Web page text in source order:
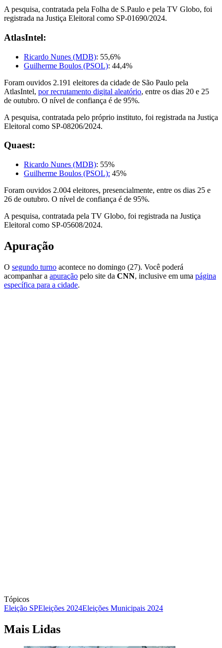
A pesquisa, contratada pela Folha de S.Paulo e pela TV Globo, foi
registrada na Justiça Eleitoral como SP-01690/2024.
AtlasIntel:
Ricardo Nunes (MDB): 55,6%
Guilherme Boulos (PSOL): 44,4%
Foram ouvidos 2.191 eleitores da cidade de São Paulo pela
AtlasIntel, por recrutamento digital aleatório, entre os dias 20 e 25
de outubro. O nível de confiança é de 95%.
A pesquisa, contratada pelo próprio instituto, foi registrada na Justiça
Eleitoral como SP-08206/2024.
Quaest:
Ricardo Nunes (MDB): 55%
Guilherme Boulos (PSOL): 45%
Foram ouvidos 2.004 eleitores, presencialmente, entre os dias 25 e
26 de outubro. O nível de confiança é de 95%.
A pesquisa, contratada pela TV Globo, foi registrada na Justiça
Eleitoral como SP-05608/2024.
Apuração
O segundo turno acontece no domingo (27). Você poderá
acompanhar a apuração pelo site da CNN, inclusive em uma página
específica para a cidade.
Tópicos
Eleição SPEleições 2024Eleições Municipais 2024
Mais Lidas